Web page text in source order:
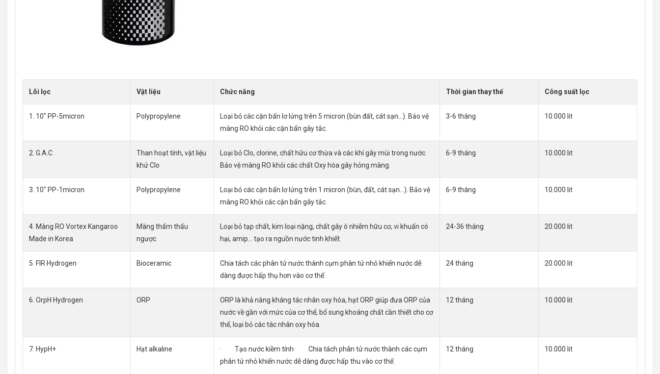
Lõi lọc Vật liệu Chức năng Thời gian thay thế Công suất lọc
1. 10″ PP-5micron Polypropylene
Loại bỏ các cặn bẩn lơ lửng trên 5 micron (bùn đất, cát sạn…). Bảo vệ
màng RO khỏi các cặn bẩn gây tắc.
3-6 tháng 10.000 lit
2. G.A.C
Than hoạt tính, vật liệu
khử Clo
Loại bỏ Clo, clorine, chất hữu cơ thừa và các khí gây mùi trong nước.
Bảo vệ màng RO khỏi các chất Oxy hóa gây hỏng màng.
6-9 tháng 10.000 lit
3. 10″ PP-1micron Polypropylene
Loại bỏ các cặn bẩn lơ lửng trên 1 micron (bùn, đất, cát sạn…). Bảo vệ
màng RO khỏi các cặn bẩn gây tắc.
6-9 tháng 10.000 lit
4. Màng RO Vortex Kangaroo
Made in Korea
Màng thẩm thấu
ngược
Loại bỏ tạp chất, kim loại nặng, chất gây ô nhiễm hữu cơ, vi khuẩn có
hại, amip… tạo ra nguồn nước tinh khiết.
24-36 tháng 20.000 lit
5. FIR Hydrogen Bioceramic
Chia tách các phân tử nước thành cụm phân tử nhỏ khiến nước dễ
dàng được hấp thụ hơn vào cơ thể.
24 tháng 20.000 lit
6. OrpH Hydrogen ORP
ORP là khả năng kháng tác nhân oxy hóa, hạt ORP giúp đưa ORP của
nước về gần với mức của cơ thể, bổ sung khoáng chất cần thiết cho cơ
thể, loại bỏ các tác nhân oxy hóa.
12 tháng 10.000 lit
7. HypH+ Hạt alkaline
· Tạo nước kiềm tính· Chia tách phân tử nước thành các cụm
phân tử nhỏ khiến nước dễ dàng được hấp thu vào cơ thể.
12 tháng 10.000 lit